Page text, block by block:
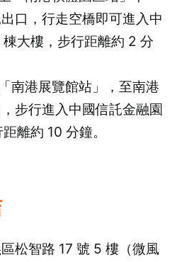
口，行走空橋即可進入中
大樓，步行距離約 2 分
南港展覽館站」，至南港
步行進入中國信託金融園
離約 10 分鐘。
松智路 17 號 5 樓（微風